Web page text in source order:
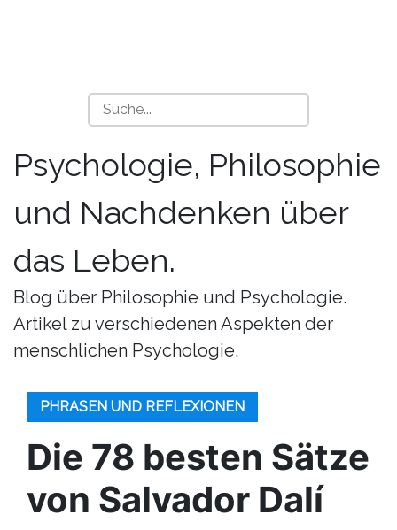
Psychologie, Philosophie
und Nachdenken über
das Leben.
Blog über Philosophie und Psychologie.
Artikel zu verschiedenen Aspekten der
menschlichen Psychologie.
PHRASEN UND REFLEXIONEN
Die 78 besten Sätze
von Salvador Dalí